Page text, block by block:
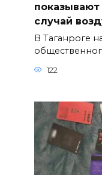
случай
В Таганроге
122